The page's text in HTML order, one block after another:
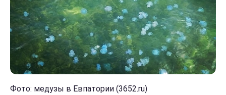
Фото: медузы в Евпатории (3652.ru)